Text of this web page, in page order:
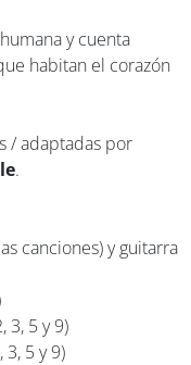
y cuenta
habitan el corazón
/ adaptadas por
.
canciones) y guitarra
3, 5 y 9)
3, 5 y 9)